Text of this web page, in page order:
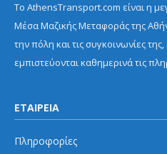
Το AthensTransport.com είναι η
Μέσα Μαζικής Μεταφοράς της
την πόλη και τις συγκοινωνίες
εμπιστεύονται καθημερινά τις
ΕΤΑΙΡΕΙΑ
Πληροφορίες